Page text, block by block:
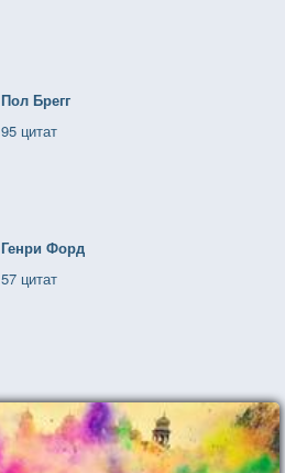
Пол Брегг
95 цитат
Генри Форд
57 цитат